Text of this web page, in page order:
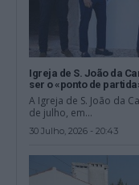
Igreja de S. João da
ser o «ponto de
A Igreja de S. João da
de julho, em...
30 Julho, 2026 - 20:43